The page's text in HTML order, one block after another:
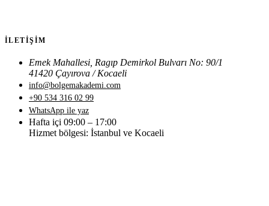
İLETIŞIM
Emek Mahallesi, Ragıp Demirkol Bulvarı No: 90/1
41420 Çayırova / Kocaeli
info@bolgemakademi.com
+90 534 316 02 99
WhatsApp ile yaz
Hafta içi 09:00 – 17:00
Hizmet bölgesi: İstanbul ve Kocaeli